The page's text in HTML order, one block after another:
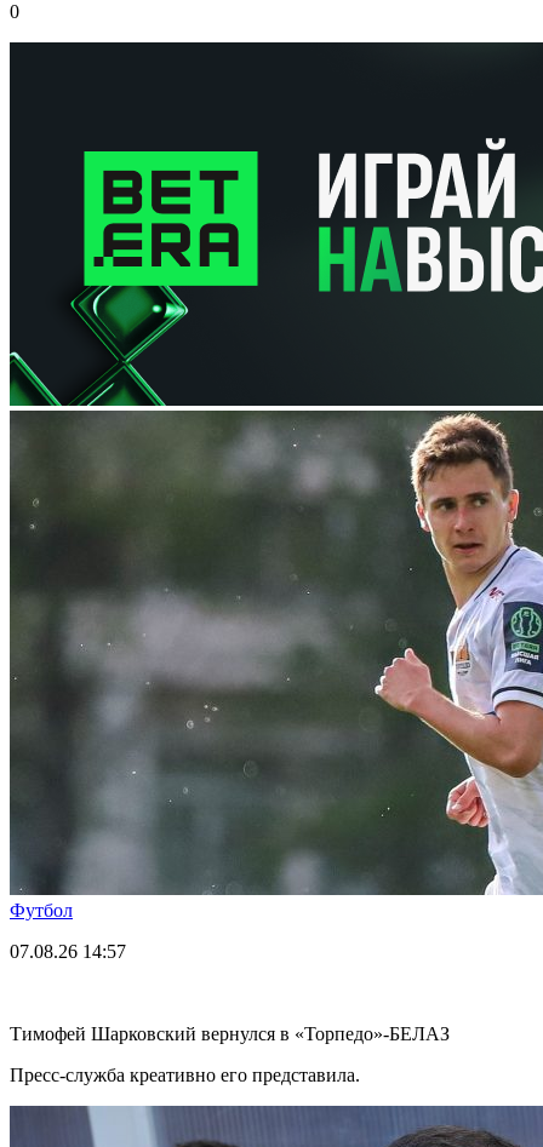
0
Футбол
07.08.26 14:57
Тимофей Шарковский вернулся в «Торпедо»-БЕЛАЗ
Пресс-служба креативно его представила.